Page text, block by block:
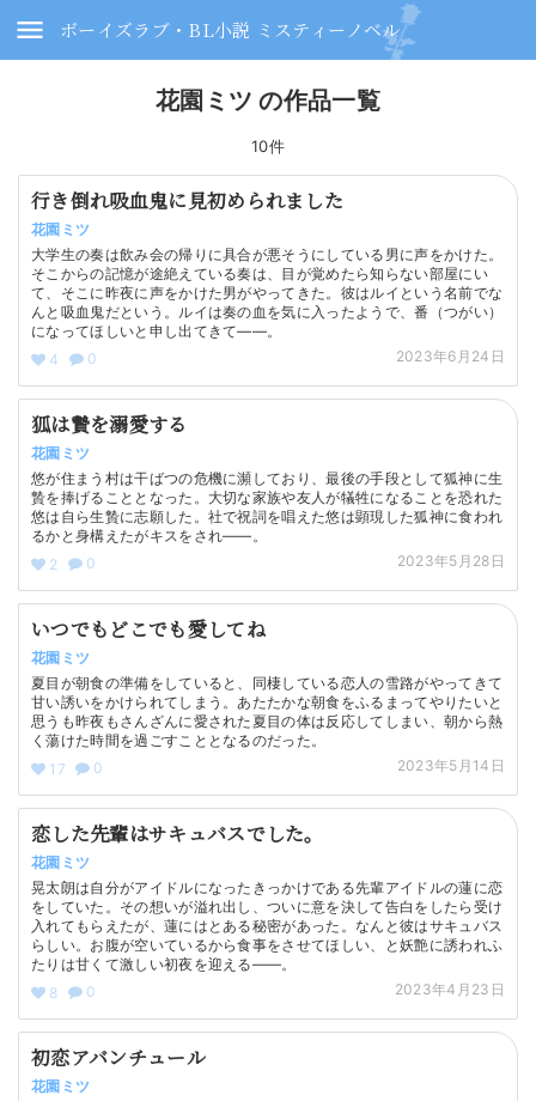
ボーイズラブ・BL小説 ミスティーノベル
花園ミツ の作品一覧
10件
行き倒れ吸血鬼に見初められました
花園ミツ
大学生の奏は飲み会の帰りに具合が悪そうにしている男に声をかけた。
そこからの記憶が途絶えている奏は、目が覚めたら知らない部屋にい
て、そこに昨夜に声をかけた男がやってきた。彼はルイという名前でな
んと吸血鬼だという。ルイは奏の血を気に入ったようで、番（つがい）
になってほしいと申し出てきて——。
4
0 2023年6月24日
狐は贄を溺愛する
花園ミツ
悠が住まう村は干ばつの危機に瀕しており、最後の手段として狐神に生
贄を捧げることとなった。大切な家族や友人が犠牲になることを恐れた
悠は自ら生贄に志願した。社で祝詞を唱えた悠は顕現した狐神に食われ
るかと身構えたがキスをされ――。
2
0 2023年5月28日
いつでもどこでも愛してね
花園ミツ
夏目が朝食の準備をしていると、同棲している恋人の雪路がやってきて
甘い誘いをかけられてしまう。あたたかな朝食をふるまってやりたいと
思うも昨夜もさんざんに愛された夏目の体は反応してしまい、朝から熱
く蕩けた時間を過ごすこととなるのだった。
17
0 2023年5月14日
恋した先輩はサキュバスでした。
花園ミツ
晃太朗は自分がアイドルになったきっかけである先輩アイドルの蓮に恋
をしていた。その想いが溢れ出し、ついに意を決して告白をしたら受け
入れてもらえたが、蓮にはとある秘密があった。なんと彼はサキュバス
らしい。お腹が空いているから食事をさせてほしい、と妖艶に誘われふ
たりは甘くて激しい初夜を迎える——。
8
0 2023年4月23日
初恋アバンチュール
花園ミツ